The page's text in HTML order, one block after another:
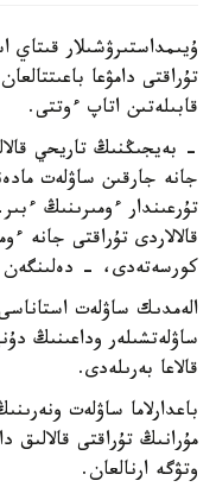
ۇيىمداستىرۋشىلار
تۇراقتى دامۋعا
قابىلەتىن اتاپ ءوتتى.
- بەيجىڭنىڭ تاريحي
جانە جارقىن ساۋلەت
تۇرعىندار ءومىرىنىڭ
قالالاردى تۇراقتى جانە
كورسەتەدى، - دەلىنگەن
الەمدىك ساۋلەت
ساۋلەتشىلەر وداعىنىڭ
قالاعا بەرىلەدى.
باعدارلاما ساۋلەت
مۇرانىڭ تۇراقتى قالالىق
وتۋگە ارنالعان.